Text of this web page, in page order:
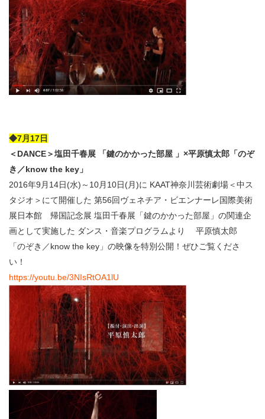
◆7月17日
＜DANCE＞塩田千春展 「鍵のかかった部屋 」×平原慎太郎「のぞ
き／know the key」
2016年9月14日(水)～10月10日(月)に KAAT神奈川芸術劇場＜中ス
タジオ＞にて開催した 第56回ヴェネチア・ビエンナーレ国際美術
展日本館 帰国記念展 塩田千春展「鍵のかかった部屋」の関連企
画として実施した ダンス・音楽プログラムより 平原慎太郎
「のぞき／know the key」の映像を特別公開！ぜひご覧くださ
い！
https://youtu.be/3NIsRtOA1lU